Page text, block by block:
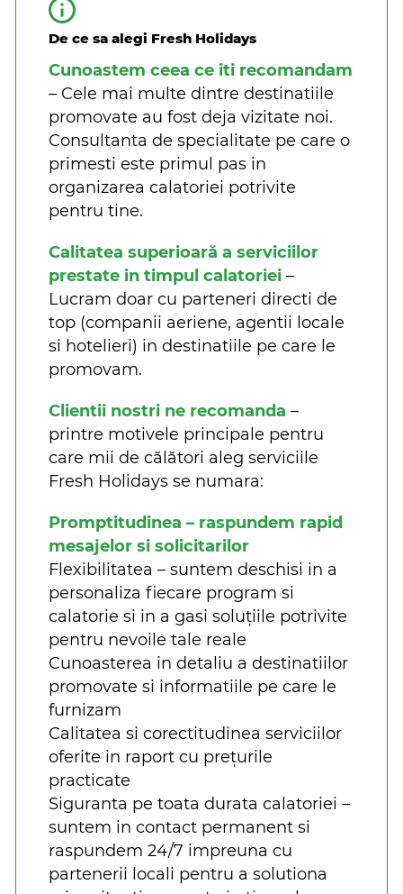
De ce sa alegi Fresh Holidays
Cunoastem ceea ce iti recomandam
– Cele mai multe dintre destinatiile
promovate au fost deja vizitate noi.
Consultanta de specialitate pe care o
primesti este primul pas in
organizarea calatoriei potrivite
pentru tine.
Calitatea superioară a serviciilor
prestate in timpul calatoriei –
Lucram doar cu parteneri directi de
top (companii aeriene, agentii locale
si hotelieri) in destinatiile pe care le
promovam.
Clientii nostri ne recomanda –
printre motivele principale pentru
care mii de călători aleg serviciile
Fresh Holidays se numara:
Promptitudinea – raspundem rapid
mesajelor si solicitarilor
Flexibilitatea – suntem deschisi in a
personaliza fiecare program si
calatorie si in a gasi soluțiile potrivite
pentru nevoile tale reale
Cunoasterea in detaliu a destinatiilor
promovate si informatiile pe care le
furnizam
Calitatea si corectitudinea serviciilor
oferite in raport cu prețurile
practicate
Siguranta pe toata durata calatoriei –
suntem in contact permanent si
raspundem 24/7 impreuna cu
partenerii locali pentru a solutiona